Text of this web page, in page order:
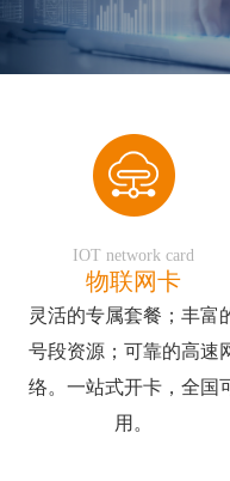
IOT network card
物联网卡
灵活的专属套餐；丰富
号段资源；可靠的高速
络。一站式开卡，全国
用。